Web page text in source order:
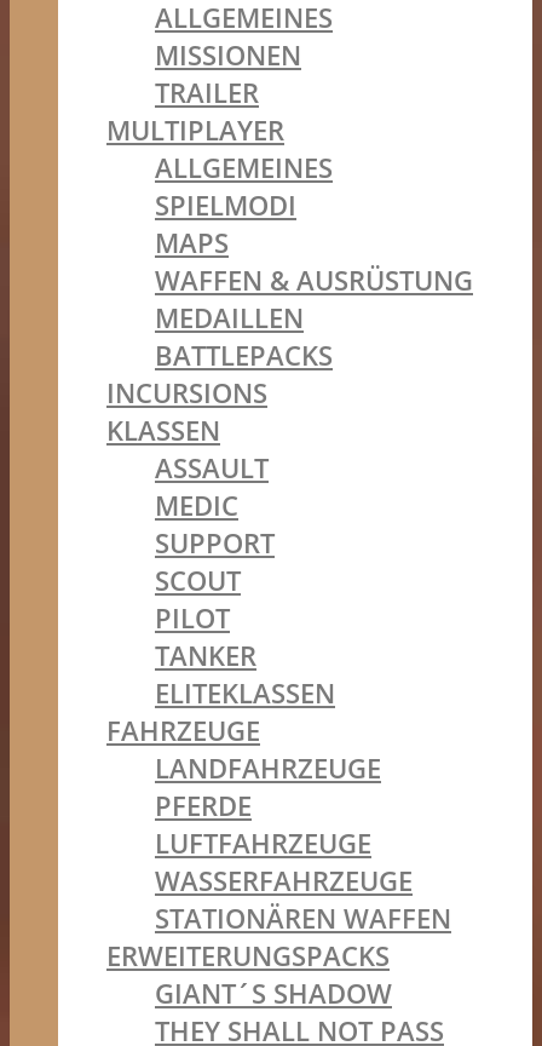
ALLGEMEINES
MISSIONEN
TRAILER
MULTIPLAYER
ALLGEMEINES
SPIELMODI
MAPS
WAFFEN & AUSRÜSTUNG
MEDAILLEN
BATTLEPACKS
INCURSIONS
KLASSEN
ASSAULT
MEDIC
SUPPORT
SCOUT
PILOT
TANKER
ELITEKLASSEN
FAHRZEUGE
LANDFAHRZEUGE
PFERDE
LUFTFAHRZEUGE
WASSERFAHRZEUGE
STATIONÄREN WAFFEN
ERWEITERUNGSPACKS
GIANT´S SHADOW
THEY SHALL NOT PASS